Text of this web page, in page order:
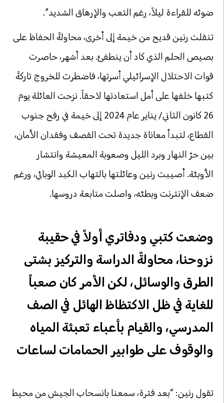
ضوئه للقراءة ليلاً، رغم التعب والإرهاق الشديد”.
تنقلت رنين قديح من خيمة إلى أخرى، محاولةً الحفاظ على
بصيص الحلم الذي كاد أن ينطفئ. بعد أشهر، حاصرت
قوات الاحتلال الإسرائيلي أسرتها، فاضطرت للخروج تاركةً
كتبها خلفها على أمل استعادتها لاحقاً. نزحت العائلة يوم
26 كانون الثاني/ يناير عام 2024 إلى خيمة في رفح جنوب
القطاع، لتبدأ معاناة جديدة تحت القصف وفقدان الأمان،
بين حرّ النهار وبرد الليل وصعوبة المعيشة وانتشار
الأوبئة. أصيبت رنين وعائلتها بالتهاب الكبد الوبائي، ورغم
ضعف الإنترنت وبطئه، واصلت متابعة دروسها.
وضعت كتبي ودفاتري أولاً في حقيبة
نزوحنا، محاولةً الدراسة والتركيز بشتى
الطرق والوسائل، لكن الأمر كان صعباً
للغاية في ظل الاكتظاظ الهائل في الصف
المدرسي، والقيام بأعباء تعبئة المياه
والوقوف على طوابير الحمامات لساعات
تقول رنين: “بعد فترة، سمعنا بانسحاب الجيش من محيط